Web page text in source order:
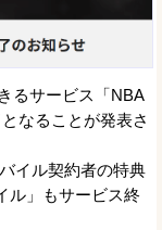
るサービス「NBA
なることが発表さ
イル契約者の特典
ル」もサービス終